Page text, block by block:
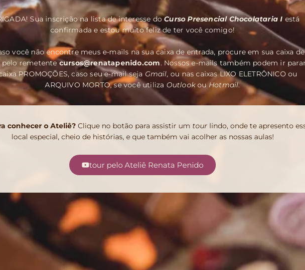
Sua inscrição na lista de interesse doCurso Presencial Chocolataria I está
confirmada e estou muito feliz de ter você comigo!
você não encontre meus e-mails na sua caixa de entrada, procure em sua caixa de
pelo remetentecursos@renatapenido.com. Nossos e-mails também podem ir
PROMOÇÕES, caso seu e-mail seja Gmail,ou nas caixas LIXO ELETRÔNICO ou
ARQUIVO MORTO, se você utiliza OutlookouHotmail.
conhecer o Ateliê? Clique no botão para assistir um tourlindo, onde te apresento
local especial, cheio de histórias, e que também vai acolher as nossas aulas!
tour pelo Ateliê Renata Penido